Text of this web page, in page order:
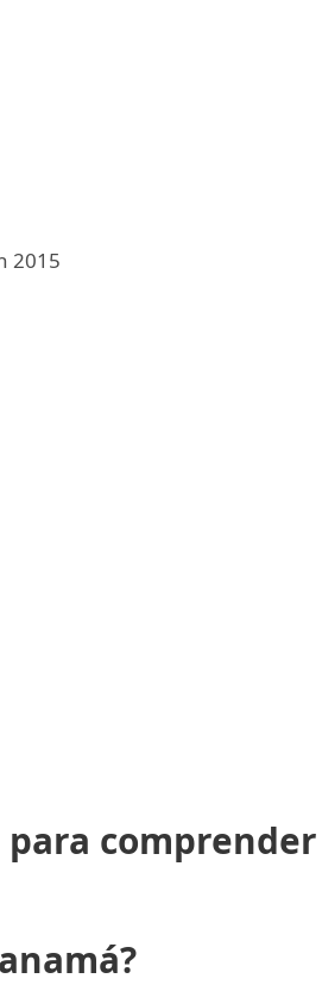
2015
para comprender